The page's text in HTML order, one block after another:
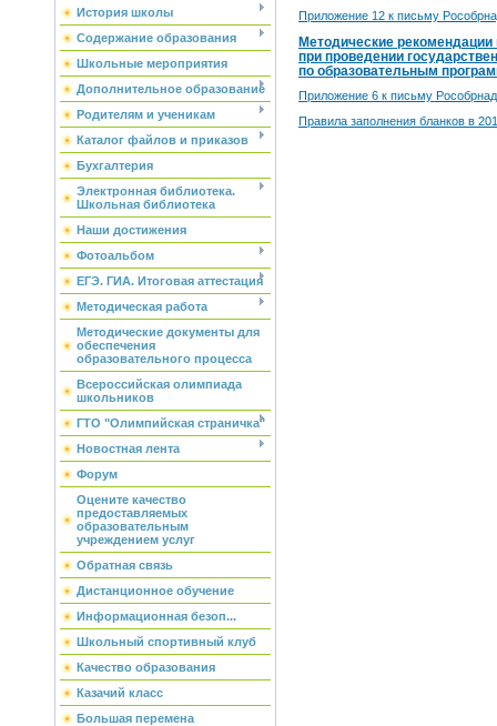
История школы
Содержание образования
Школьные мероприятия
Дополнительное образование
Родителям и ученикам
Каталог файлов и приказов
Бухгалтерия
Электронная библиотека.
Школьная библиотека
Наши достижения
Фотоальбом
ЕГЭ. ГИА. Итоговая аттестация
Методическая работа
Методические документы для
обеспечения
образовательного процесса
Всероссийская олимпиада
школьников
ГТО "Олимпийская страничка"
Новостная лента
Форум
Оцените качество
предоставляемых
образовательным
учреждением услуг
Обратная связь
Дистанционное обучение
Информационная безоп...
Школьный спортивный клуб
Качество образования
Казачий класс
Большая перемена
Приложение 12 к письму
Методические рекомендации
при проведении
по образовательным
Приложение 6 к письму
Правила заполнения бланков в